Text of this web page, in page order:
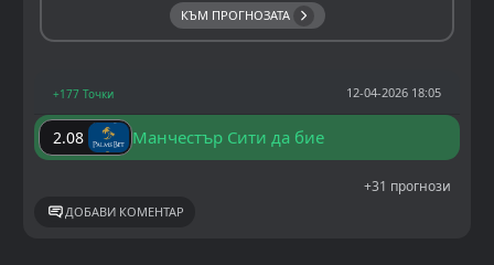
КЪМ ПРОГНОЗАТА
+177 Точки 12-04-2026 18:05
2.08 Манчестър Сити да бие
+31 прогнози
ДОБАВИ КОМЕНТАР